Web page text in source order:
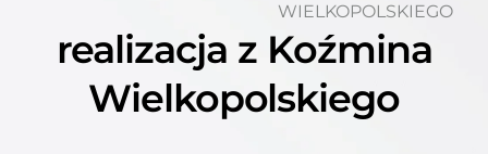
WIELKOPOLSKIEGO
realizacja z Koźmina
Wielkopolskiego